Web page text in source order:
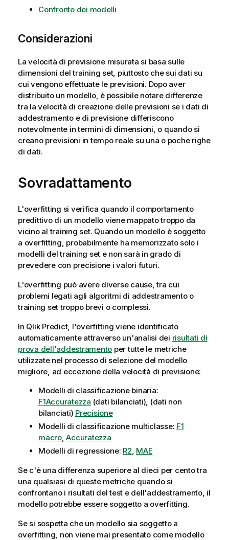
Confronto dei modelli
Considerazioni
La velocità di previsione misurata si basa sulle
dimensioni del training set, piuttosto che sui dati su
cui vengono effettuate le previsioni. Dopo aver
distribuito un modello, è possibile notare differenze
tra la velocità di creazione delle previsioni se i dati di
addestramento e di previsione differiscono
notevolmente in termini di dimensioni, o quando si
creano previsioni in tempo reale su una o poche righe
di dati.
Sovradattamento
L'overfitting si verifica quando il comportamento
predittivo di un modello viene mappato troppo da
vicino al training set. Quando un modello è soggetto
a overfitting, probabilmente ha memorizzato solo i
modelli del training set e non sarà in grado di
prevedere con precisione i valori futuri.
L'overfitting può avere diverse cause, tra cui
problemi legati agli algoritmi di addestramento o
training set troppo brevi o complessi.
In Qlik Predict, l'overfitting viene identificato
automaticamente attraverso un'analisi dei risultati di
prova dell'addestramento per tutte le metriche
utilizzate nel processo di selezione del modello
migliore, ad eccezione della velocità di previsione:
Modelli di classificazione binaria:
F1Accuratezza (dati bilanciati), (dati non
bilanciati) Precisione
Modelli di classificazione multiclasse: F1
macro,Accuratezza
Modelli di regressione: R2 MAE
Se c'è una differenza superiore al dieci per cento tra
una qualsiasi di queste metriche quando si
confrontano i risultati del test e dell'addestramento, il
modello potrebbe essere soggetto a overfitting.
Se si sospetta che un modello sia soggetto a
overfitting, non viene mai presentato come modello